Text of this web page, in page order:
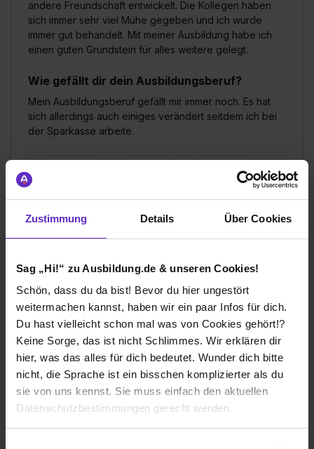
Zustimmung Details Über Cookies
Sag „Hi!“ zu Ausbildung.de & unseren Cookies!
Schön, dass du da bist! Bevor du hier ungestört
weitermachen kannst, haben wir ein paar Infos für dich.
Du hast vielleicht schon mal was von Cookies gehört!?
Keine Sorge, das ist nicht Schlimmes. Wir erklären dir
hier, was das alles für dich bedeutet. Wunder dich bitte
nicht, die Sprache ist ein bisschen komplizierter als du
sie von uns kennst. Sie muss einfach den aktuellen
Datenschutzbestimmungen gerecht werden.
andere Freundschaft entwickelt. Die Kollegen haben
sich immer sehr viel Mühe gegeben und ich wurde
immer gut behandelt. Mit meiner Ausbildung habe ich
einen guten Grundstein für alles weitere gelegt.
Wie gefällt dir dein Ausbildungsberuf?
Mein Ausbildungsberuf gefällt mir immer noch. Es hat
sich allerdings auch einiges verändert seitdem ich bei
der Sparkasse arbeite.
Sparkasse Bensheim
Klassische duale Berufsausbildung
Bensheim
2012
Ich würde diese Firma